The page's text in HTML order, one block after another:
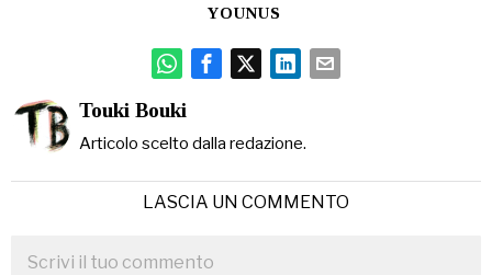
YOUNUS
Touki Bouki
Articolo scelto dalla redazione.
LASCIA UN COMMENTO